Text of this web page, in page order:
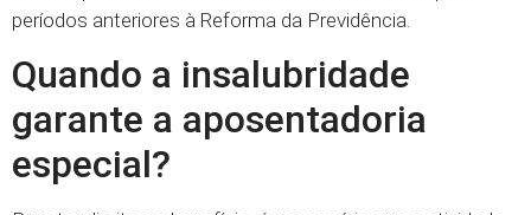
períodos anteriores à Reforma da Previdência.
Quando a insalubridade
garante a aposentadoria
especial?